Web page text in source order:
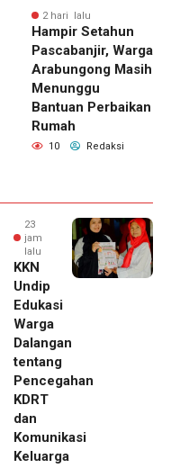
2 hari lalu
Hampir Setahun
Pascabanjir, Warga
Arabungong Masih
Menunggu
Bantuan Perbaikan
Rumah
10 Redaksi
23
jam
lalu
KKN
Undip
Edukasi
Warga
Dalangan
tentang
Pencegahan
KDRT
dan
Komunikasi
Keluarga